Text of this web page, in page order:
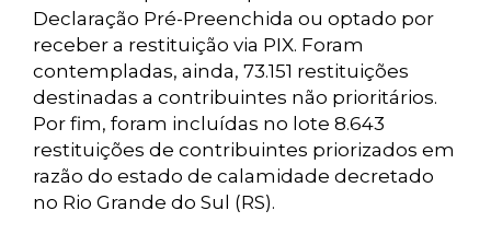
Declaração Pré-Preenchida ou optado por
receber a restituição via PIX. Foram
contempladas, ainda, 73.151 restituições
destinadas a contribuintes não prioritários.
Por fim, foram incluídas no lote 8.643
restituições de contribuintes priorizados em
razão do estado de calamidade decretado
no Rio Grande do Sul (RS).